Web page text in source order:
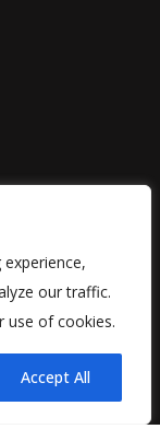
our traffic.
use of cookies.
Accept All
Web por